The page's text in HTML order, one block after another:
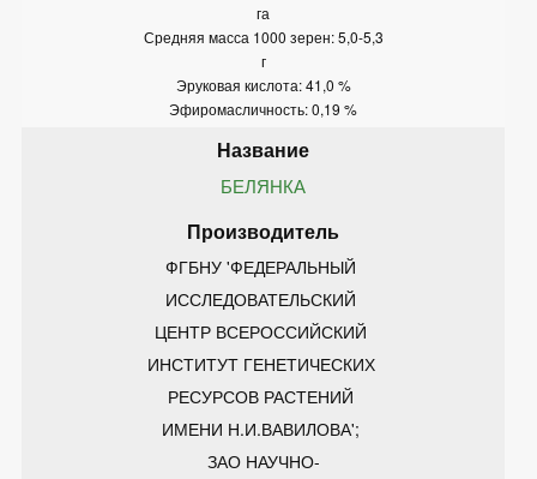
га
Средняя масса 1000 зерен: 5,0-5,3
г
Эруковая кислота: 41,0 %
Эфиромасличность: 0,19 %
БЕЛЯНКА
ФГБНУ 'ФЕДЕРАЛЬНЫЙ
ИССЛЕДОВАТЕЛЬСКИЙ
ЦЕНТР ВСЕРОССИЙСКИЙ
ИНСТИТУТ ГЕНЕТИЧЕСКИХ
РЕСУРСОВ РАСТЕНИЙ
ИМЕНИ Н.И.ВАВИЛОВА';
ЗАО НАУЧНО-